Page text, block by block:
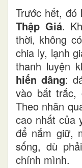
Trước hết, đó
Thập Giá.
thời, không
chia ly, lạnh
thanh luyện
hiến dâng:
vào bất trắc,
Theo nhãn
cao nhất của
để nắm giữ,
sống, dù
chính mình.